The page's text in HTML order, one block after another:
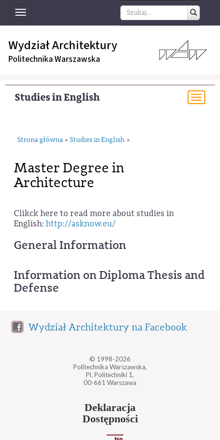
Toggle
navigation
Wydział Architektury
Politechnika Warszawska
Studies in English
Strona główna » Studies in English »
Master Degree in
Architecture
Clikck here to read more about studies in
English: http://asknow.eu/
General Information
Information on Diploma Thesis and
Defense
Wydział Architektury na Facebook
© 1998-2026
Politechnika Warszawska,
Pl. Politechniki 1,
00-661 Warszawa
Deklaracja
Dostępności